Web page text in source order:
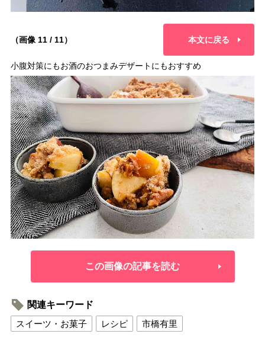
（画像 11 / 11） 本文に戻る
小腹対策にもお酒のおつまみデザートにもおすすめ
この画像の記事を読む
関連キーワード
スイーツ・お菓子
レシピ 市橋有里